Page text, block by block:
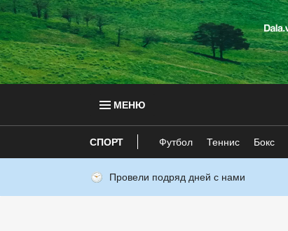
МЕНЮ
СПОРТ Футбол Теннис Бокс
Провели подряд дней с нами